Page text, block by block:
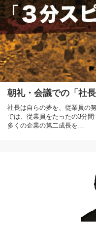
朝礼・会議での「社
社長は自らの夢を、従業員の
では、従業員をたったの3分間
多くの企業の第二成長を…